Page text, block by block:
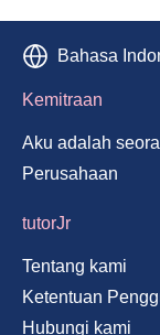
Kemitraan
Aku adalah
Perusahaan
tutorJr
Tentang kami
Ketentuan
Hubungi kami
Bahasa